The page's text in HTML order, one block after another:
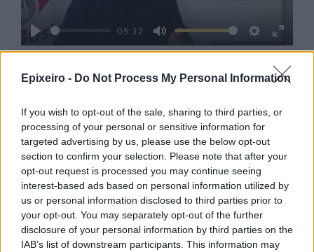
Epixeiro - Do Not Process My Personal Information
If you wish to opt-out of the sale, sharing to third parties, or
processing of your personal or sensitive information for
targeted advertising by us, please use the below opt-out
section to confirm your selection. Please note that after your
opt-out request is processed you may continue seeing
interest-based ads based on personal information utilized by
us or personal information disclosed to third parties prior to
your opt-out. You may separately opt-out of the further
disclosure of your personal information by third parties on the
IAB’s list of downstream participants. This information may
Play
05:32
Mute Settings
Enter
Ακολουθήστε το στο Google News
και μάθετε πρώτοι όλα τα επιχειρηματικά νέα
Δείτε όλες τις τελευταίες επιχειρηματικές
Ειδήσειςαπό την Ελλάδα και τον κόσμο στο